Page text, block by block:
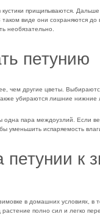
кустики прищипываются.
виде они сохраняются
необязательно.
петунию
чем другие цветы.
убираются лишние нижние
одна пара междоузлий. Если
уменьшить испаряемость
петунии к
в домашних условиях, в
полно сил и легко